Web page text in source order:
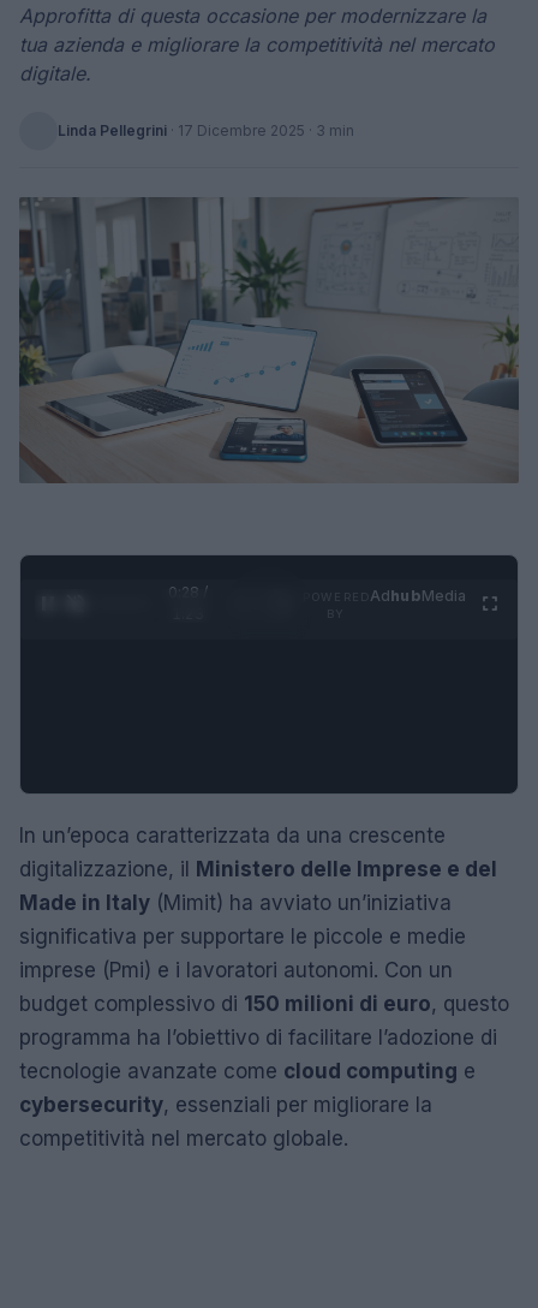
Approfitta di questa occasione per modernizzare la
tua azienda e migliorare la competitività nel mercato
digitale.
Linda Pellegrini · 17 Dicembre 2025 · 3 min
0:29 /
AdhubMedia
In un’epoca caratterizzata da una crescente
digitalizzazione, il Ministero delle Imprese e del
Made in Italy (Mimit) ha avviato un’iniziativa
significativa per supportare le piccole e medie
imprese (Pmi) e i lavoratori autonomi. Con un
budget complessivo di 150 milioni di euro, questo
programma ha l’obiettivo di facilitare l’adozione di
tecnologie avanzate come cloud computing e
cybersecurity, essenziali per migliorare la
competitività nel mercato globale.